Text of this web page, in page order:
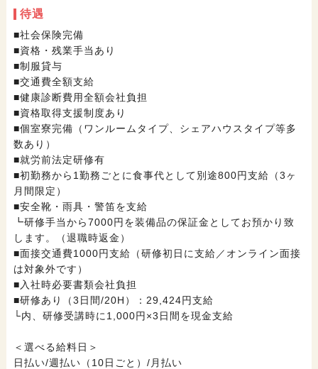
待遇
■社会保険完備
■資格・残業手当あり
■制服貸与
■交通費全額支給
■健康診断費用全額会社負担
■資格取得支援制度あり
■個室寮完備（ワンルームタイプ、シェアハウスタイプ等多
数あり）
■就労前法定研修有
■初勤務から1勤務ごとに食事代として別途800円支給（3ヶ
月間限定）
■安全靴・雨具・警笛を支給
┗研修手当から7000円を装備品の保証金としてお預かり致
します。（退職時返金）
■面接交通費1000円支給（研修初日に支給／オンライン面接
は対象外です）
■入社時必要書類会社負担
■研修あり（3日間/20H）：29,424円支給
└内、研修受講時に1,000円×3日間を現金支給
＜選べる給料日＞
日払い/週払い（10日ごと）/月払い